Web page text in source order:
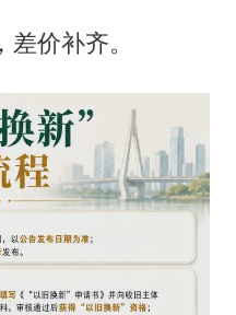
价补齐。